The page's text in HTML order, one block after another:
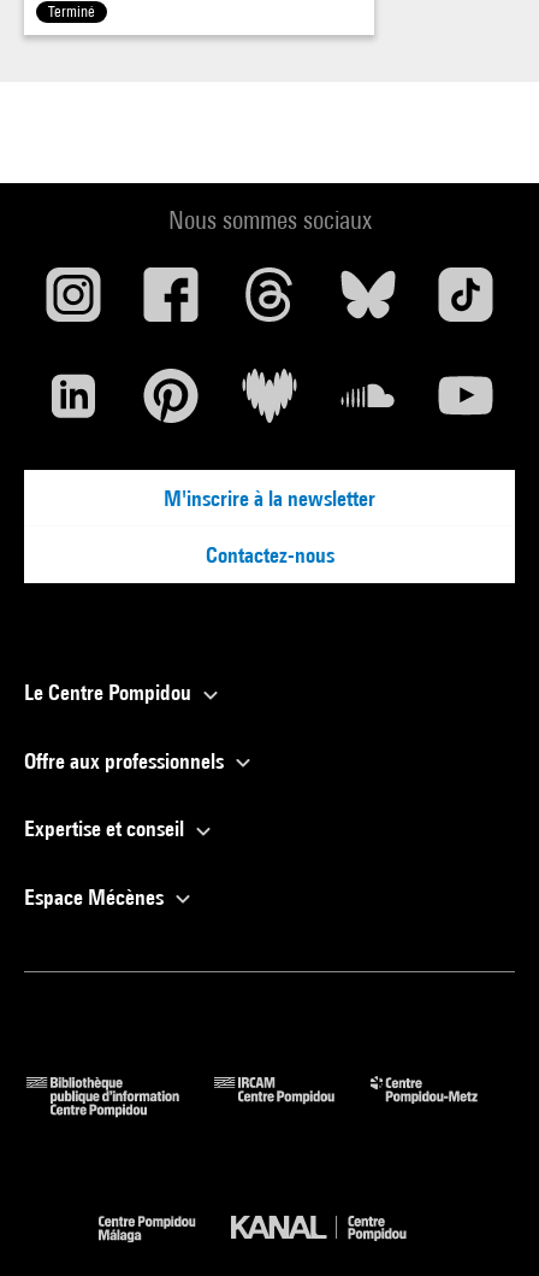
Terminé
Nous sommes sociaux
M'inscrire à la newsletter
Contactez-nous
Le Centre Pompidou
Offre aux professionnels
Expertise et conseil
Espace Mécènes